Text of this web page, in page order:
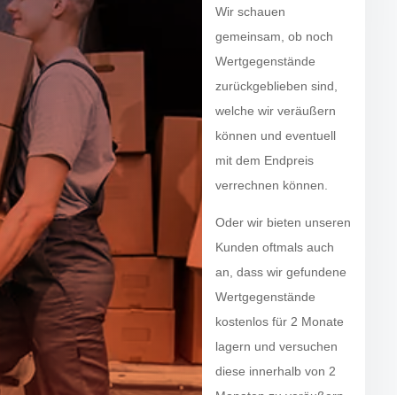
Wir schauen
gemeinsam, ob noch
Wertgegenstände
zurückgeblieben sind,
welche wir veräußern
können und eventuell
mit dem Endpreis
verrechnen können.
Oder wir bieten unseren
Kunden oftmals auch
an, dass wir gefundene
Wertgegenstände
kostenlos für 2 Monate
lagern und versuchen
diese innerhalb von 2